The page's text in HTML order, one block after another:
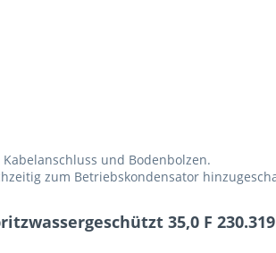
und Bodenbolzen.
zum Betriebskondensator
35,0 F